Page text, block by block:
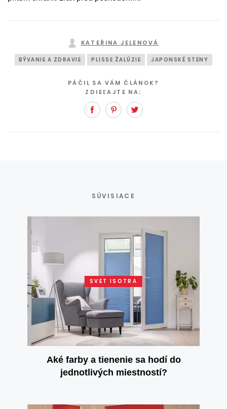
KATEŘINA JELENOVÁ
BÝVANIE A ZDRAVIE PLISSE ŽALÚZIE JAPONSKÉ STENY
PÁČIL SA VÁM ČLÁNOK?
ZDIEĽAJTE NA:
FacebookPinterest
SÚVISIACE
SVET ISOTRA
Aké farby a tienenie sa hodí do
jednotlivých miestností?